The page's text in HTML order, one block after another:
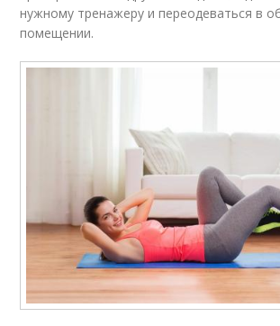
нужному тренажеру и переодеваться в
помещении.